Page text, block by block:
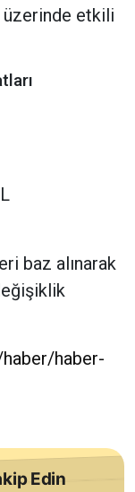
üzerinde etkili
baz alınarak
haber-
Edin